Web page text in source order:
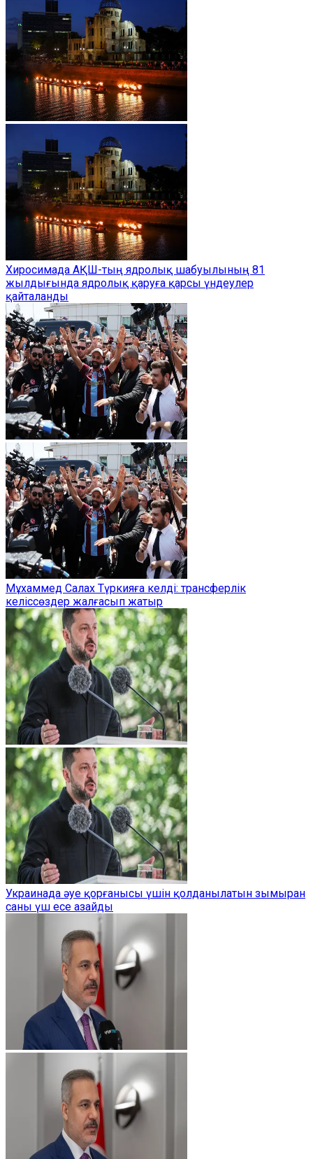
Хиросимада АҚШ-тың ядролық шабуылының 81
жылдығында ядролық қаруға қарсы үндеулер
қайталанды
Мұхаммед Салах Түркияға келді: трансферлік
келіссөздер жалғасып жатыр
Украинада әуе қорғанысы үшін қолданылатын зымыран
саны үш есе азайды